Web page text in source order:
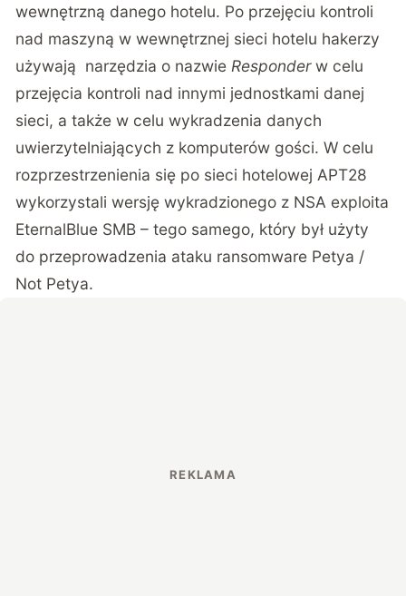
wewnętrzną danego hotelu. Po przejęciu kontroli
nad maszyną w wewnętrznej sieci hotelu hakerzy
używają narzędzia o nazwie Responderw celu
przejęcia kontroli nad innymi jednostkami danej
sieci, a także w celu wykradzenia danych
uwierzytelniających z komputerów gości. W celu
rozprzestrzenienia się po sieci hotelowej APT28
wykorzystali wersję wykradzionego z NSA exploita
EternalBlue SMB – tego samego, który był użyty
do przeprowadzenia ataku ransomware Petya /
Not Petya.